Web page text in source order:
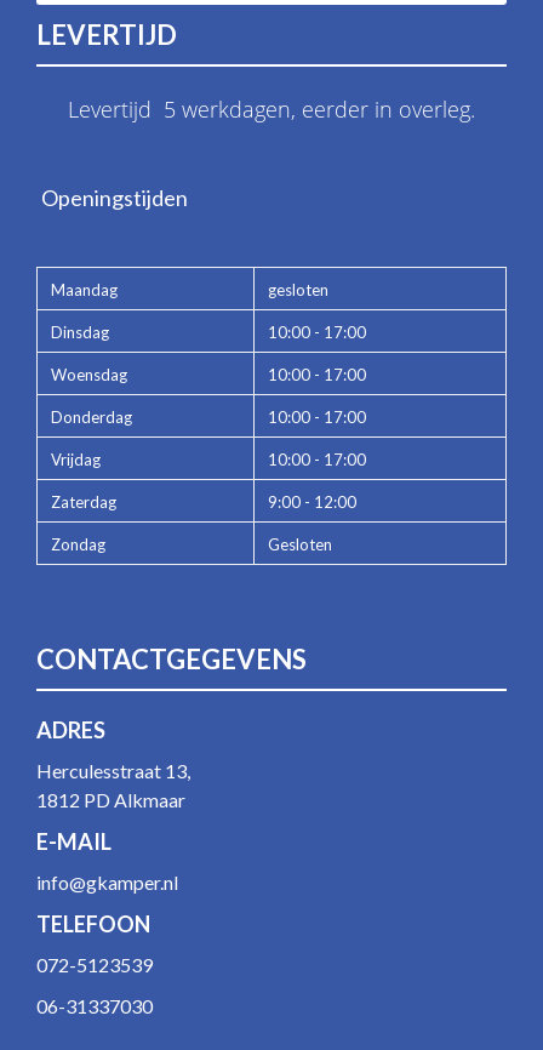
LEVERTIJD
Levertijd 5 werkdagen, eerder in overleg.
Openingstijden
Maandag gesloten
Dinsdag 10:00 - 17:00
Woensdag 10:00 - 17:00
Donderdag 10:00 - 17:00
Vrijdag 10:00 - 17:00
Zaterdag 9:00 - 12:00
Zondag Gesloten
CONTACTGEGEVENS
ADRES
Herculesstraat 13,
1812 PD Alkmaar
E-MAIL
info@gkamper.nl
TELEFOON
072-5123539
06-31337030